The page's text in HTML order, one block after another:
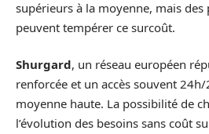
supérieurs à la moyenne, mais
peuvent tempérer ce surcoût.
Shurgard, un réseau européen
renforcée et un accès souvent
moyenne haute. La possibilité de
l’évolution des besoins sans coût